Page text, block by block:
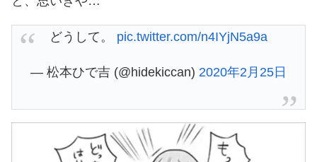
どうして。 pic.twitter.com/n4IYjN5a9a
— 松本ひで吉 (@hidekiccan) 2020年2月25日